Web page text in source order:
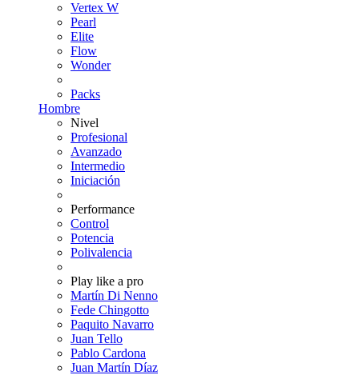
Vertex W
Pearl
Elite
Flow
Wonder
Packs
Hombre
Nivel
Profesional
Avanzado
Intermedio
Iniciación
Performance
Control
Potencia
Polivalencia
Play like a pro
Martín Di Nenno
Fede Chingotto
Paquito Navarro
Juan Tello
Pablo Cardona
Juan Martín Díaz